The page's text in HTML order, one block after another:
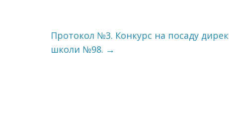
Протокол №3. Конкурс на посаду
школи №98. →